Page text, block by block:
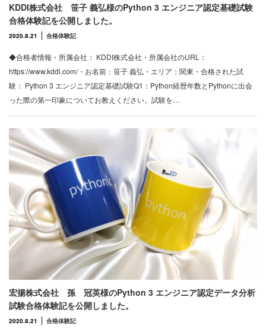
KDDI株式会社 笹子 義弘様のPython 3 エンジニア認定基礎試験
合格体験記を公開しました。
2020.8.21 合格体験記
◆合格者情報・所属会社： KDDI株式会社・所属会社のURL：
https://www.kddi.com/・お名前：笹子 義弘・エリア：関東・合格された試
験： Python 3 エンジニア認定基礎試験Q1：Python経歴年数とPythonに出会
った際の第一印象についてお教えください。試験を…
宏揚株式会社 孫 冠英様のPython 3 エンジニア認定データ分析
試験合格体験記を公開しました。
2020.8.21 合格体験記